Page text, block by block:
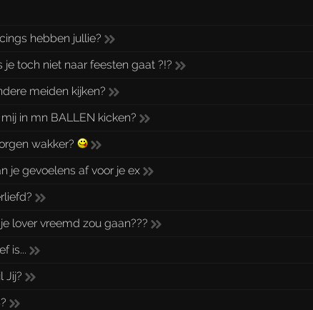
hebben jullie?
je toch niet naar feesten gaat ?!?
meiden kijken?
in mn BALLEN kicken?
wakker?
je gevoelens af voor je ex
lover vreemd zou gaan???
is...
Jij?